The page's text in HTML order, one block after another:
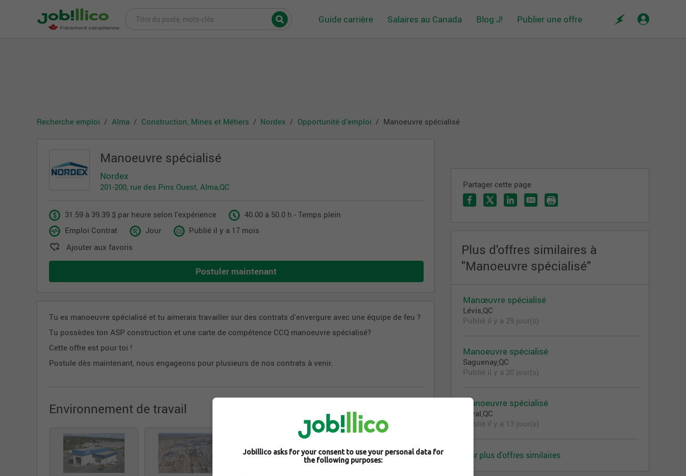
Guide carrière Salaires au Canada Blog J! Publier une offre
Recherche emploi Alma Construction, Mines et Métiers Nordex Opportunité d'emploi Manoeuvre spécialisé
Manoeuvre spécialisé
Nordex
201-200, rue des Pins Ouest, Alma,QC
31.59 à 39.39 $ par heure selon l'expérience
40.00 à 50.0 h - Temps plein
Emploi Contrat
Jour
Publié il y a 17 mois
Ajouter aux favoris
Postuler maintenant
Tu es manoeuvre spécialisé et tu aimerais travailler sur des contrats d'envergure avec une équipe de feu ?
Tu possèdes ton ASP construction et une carte de compétence CCQ manoeuvre spécialisé?
Cette offre est pour toi !
Postule dès maintenant, nous engageons pour plusieurs de nos contrats à venir.
Environnement de travail
Partager cette page
Plus d'offres similaires à
"Manoeuvre spécialisé"
Manœuvre spécialisé
Lévis,QC
Publié il y a 29 jour(s)
Manoeuvre spécialisé
Saguenay,QC
Publié il y a 20 jour(s)
Manoeuvre spécialisé
Laval,QC
Publié il y a 13 jour(s)
Voir plus d'offres similaires
Jobillico asks for your consent to use your personal data for
the following purposes: